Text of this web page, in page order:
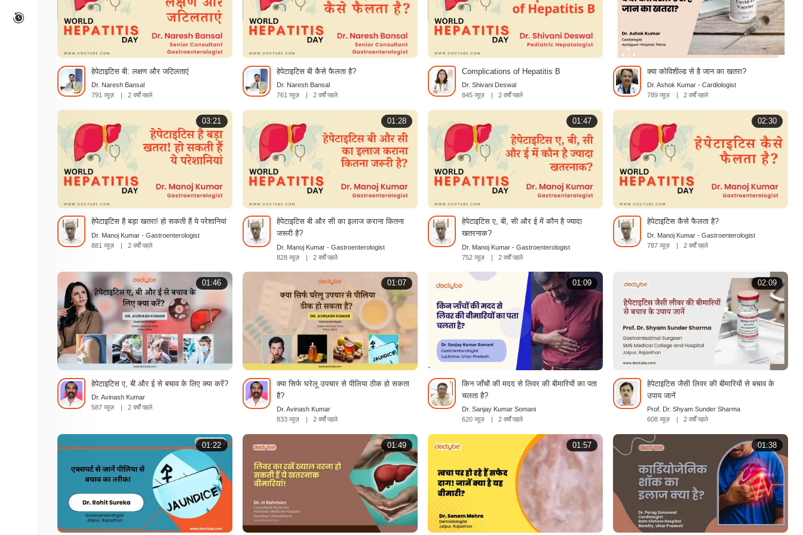
हेपेटाइटिस बी: लक्षण और जटिलताएं
Dr. Naresh Bansal
791 व्यूज़
| 2 वर्षों पहले
हेपेटाइटिस बी कैसे फैलता है?
Dr. Naresh Bansal
761 व्यूज़
| 2 वर्षों पहले
Complications of Hepatitis B
Dr. Shivani Deswal
845 व्यूज़
| 2 वर्षों पहले
क्या कोविशील्ड से है जान का खतरा?
Dr. Ashok Kumar - Cardiologist
789 व्यूज़
| 2 वर्षों पहले
03:21
हेपेटाइटिस है बड़ा खतरा! हो सकती हैं ये परेशानियां
Dr. Manoj Kumar - Gastroenterologist
881 व्यूज़
| 2 वर्षों पहले
01:28
हेपेटाइटिस बी और सी का इलाज कराना कितना
जरूरी है?
Dr. Manoj Kumar - Gastroenterologist
828 व्यूज़
| 2 वर्षों पहले
01:47
हेपेटाइटिस ए, बी, सी और ई में कौन है ज्यादा
खतरनाक?
Dr. Manoj Kumar - Gastroenterologist
752 व्यूज़
| 2 वर्षों पहले
02:30
हेपेटाइटिस कैसे फैलता है?
Dr. Manoj Kumar - Gastroenterologist
787 व्यूज़
| 2 वर्षों पहले
01:46
हेपेटाइटिस ए, बी और ई से बचाव के लिए क्या करें?
Dr. Avinash Kumar
587 व्यूज़
| 2 वर्षों पहले
01:07
क्या सिर्फ घरेलू उपचार से पीलिया ठीक हो सकता
है?
Dr. Avinash Kumar
833 व्यूज़
| 2 वर्षों पहले
01:09
किन जाँचों की मदद से लिवर की बीमारियों का पता
चलता है?
Dr. Sanjay Kumar Somani
620 व्यूज़
| 2 वर्षों पहले
02:09
हेपेटाइटिस जैसी लिवर की बीमारियों से बचाव के
उपाय जानें
Prof. Dr. Shyam Sunder Sharma
608 व्यूज़
| 2 वर्षों पहले
01:22 01:49 01:57 01:38